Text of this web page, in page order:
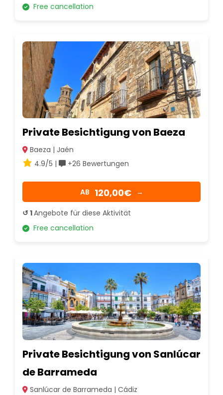
Free cancellation
Private Besichtigung von Baeza
Baeza | Jaén
4.9/5 |
+26 Bewertungen
AB 120,00€ →
↺ 1Angebote für diese Aktivität
Free cancellation
Private Besichtigung von Sanlúcar
de Barrameda
Sanlúcar de Barrameda | Cádiz